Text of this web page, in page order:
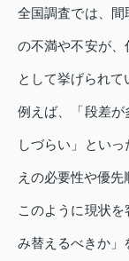
全国調査では、
の不満や不安が
として挙げられて
例えば、「段差
しづらい」とい
えの必要性や優先
このように現状
み替えるべきか」